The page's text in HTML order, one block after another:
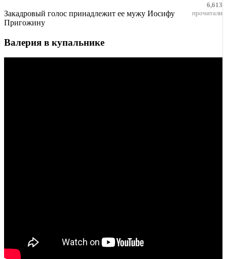
6,613
прочитали
Закадровый голос принадлежит ее мужу Иосифу
Пригожину
Валерия в купальнике